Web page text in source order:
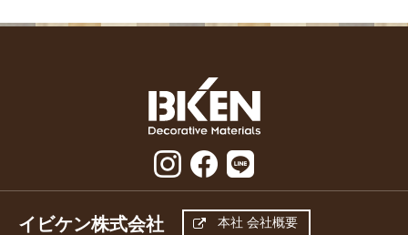
イビケン株式会社 本社 会社概要